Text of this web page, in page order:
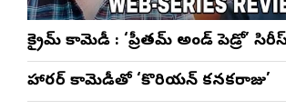
క్రైమ్ కామెడీ : ‘ప్రీతమ్ అండ్ పెడ్రో’
హారర్ కామెడీతో ‘కొరియన్ కనకరాజు’